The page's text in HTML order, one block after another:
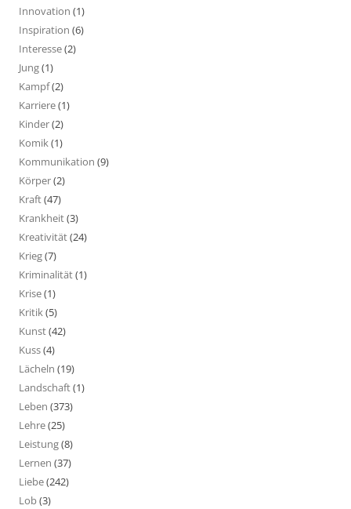
Innovation (1)
Inspiration (6)
Interesse(2)
Jung(1)
Kampf(2)
Karriere(1)
Kinder(2)
Komik(1)
Kommunikation (9)
Körper(2)
Kraft(47)
Krankheit(3)
Kreativität(24)
Krieg(7)
Kriminalität(1)
Krise(1)
Kritik(5)
Kunst(42)
Kuss(4)
Lächeln (19)
Landschaft(1)
Leben (373)
Lehre(25)
Leistung(8)
Lernen (37)
Liebe(242)
Lob(3)